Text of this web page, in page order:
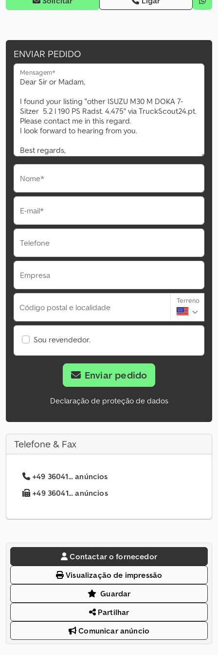
ENVIAR PEDIDO
Mensagem*
Nome*
E-mail*
Telefone
Empresa
Código postal e localidade
Terreno
Sou revendedor.
Enviar pedido
Declaração de proteção de dados
Telefone & Fax
+49 36041... anúncios
+49 36041... anúncios
Contactar o fornecedor
Visualização de impressão
Guardar
Partilhar
Comunicar anúncio